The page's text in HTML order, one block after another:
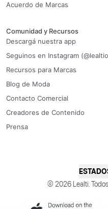
Acuerdo de Marcas
Comunidad y Recursos
Descargá nuestra app
Seguinos en Instagram
Recursos para Marcas
Blog de Moda
Contacto Comercial
Creadores de Contenido
Prensa
© 2026 Lealti.